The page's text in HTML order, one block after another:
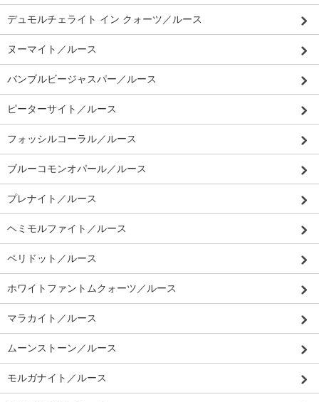
デュモルチェライト イン クォーツ／ルース
ヌーマイト／ルース
バンブルビージャスパー／ルース
ピーターサイト／ルース
フォッシルコーラル／ルース
ブルーコモンオパール／ルース
プレナイト／ルース
ヘミモルファイト／ルース
ペリドット／ルース
ホワイトファントムクォーツ／ルース
マラカイト／ルース
ムーンストーン／ルース
モルガナイト／ルース